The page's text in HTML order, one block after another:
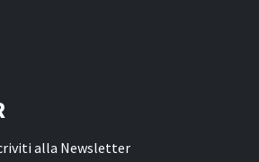
alla Newsletter